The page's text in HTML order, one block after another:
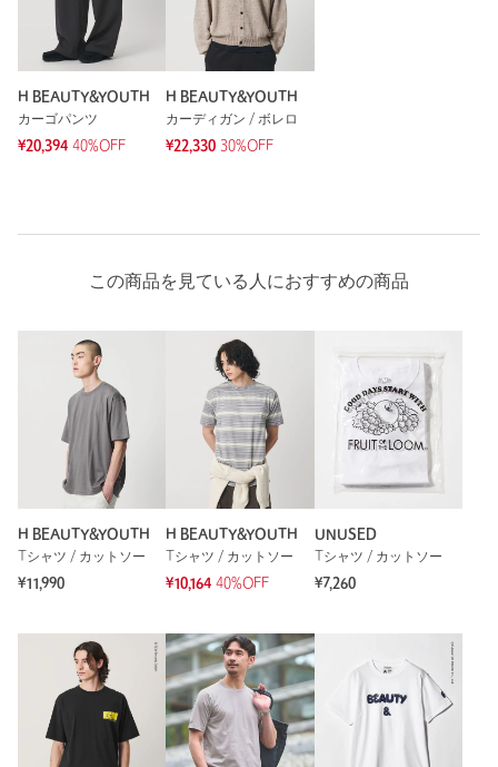
H BEAUTY&YOUTH
カーゴパンツ
¥20,394 40%OFF
H BEAUTY&YOUTH
カーディガン / ボレロ
¥22,330 30%OFF
この商品を見ている人におすすめの商品
H BEAUTY&YOUTH
Tシャツ / カットソー
¥11,990
H BEAUTY&YOUTH
Tシャツ / カットソー
¥10,164 40%OFF
UNUSED
Tシャツ / カットソー
¥7,260